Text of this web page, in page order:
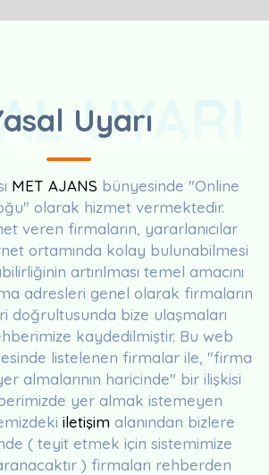
Uyarı
UYARI
MET AJANS bünyesinde "Online
olarak hizmet vermektedir.
veren firmaların, yararlanıcılar
ortamında kolay bulunabilmesi
artırılması temel amacını
adresleri genel olarak firmaların
doğrultusunda bize ulaşmaları
kaydedilmiştir. Bu web
listelenen firmalar ile, "firma
almalarının haricinde" bir ilişkisi
yer almak istemeyen
iletişim alanından bizlere
( teyit etmek için sistemimize
) firmaları rehberden